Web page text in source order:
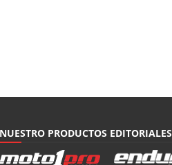
NUESTRO PRODUCTOS EDITORIALES